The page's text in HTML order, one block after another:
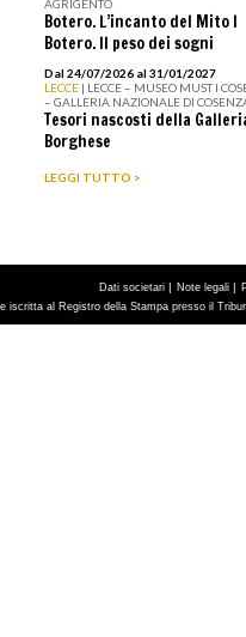
AGRIGENTO
Botero. L’incanto del Mito I
Botero. Il peso dei sogni
Dal 24/07/2026 al 31/01/2027
LECCE | LECCE – MUSEO MUST I
– GALLERIA NAZIONALE DI
Tesori nascosti della
Borghese
LEGGI TUTTO >
Dati societari | Note legali |
iscritta al Registro della Stampa presso il